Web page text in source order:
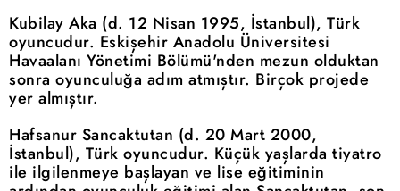
Kubilay Aka (d. 12 Nisan 1995, İstanbul), Türk
oyuncudur. Eskişehir Anadolu Üniversitesi
Havaalanı Yönetimi Bölümü'nden mezun olduktan
sonra oyunculuğa adım atmıştır. Birçok projede
yer almıştır.
Hafsanur Sancaktutan (d. 20 Mart 2000,
İstanbul), Türk oyuncudur. Küçük yaşlarda tiyatro
ile ilgilenmeye başlayan ve lise eğitiminin